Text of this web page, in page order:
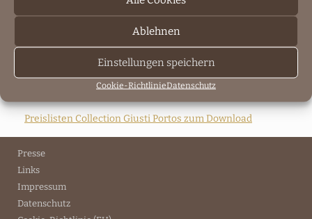
Ablehnen
Einstellungen speichern
Cookie-RichtlinieDatenschutz
Vitrine mit Glastüren und 4 Glaseinlegeböden, B42-
schwarz gealtert mit rosiger Silberoxid Rückwand
Preislisten Collection Giusti Portos zum Download
Presse
Links
Impressum
Datenschutz